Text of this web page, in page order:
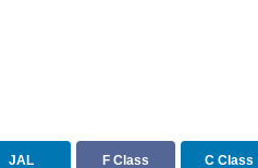
JAL F Class C Class